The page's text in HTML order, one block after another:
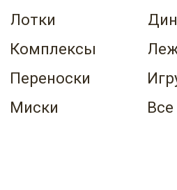
Политика конфиденциальности
ИП Саитов Дамир Рамилевич
ИНН 631920864753